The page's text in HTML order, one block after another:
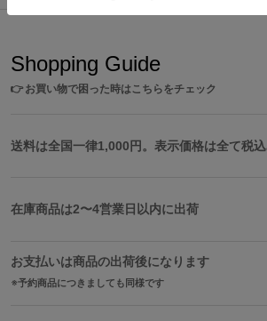
Shopping Guide
👉お買い物で困った時はこちらをチェック
送料は全国一律1,000円。表示価格は全て税込
在庫商品は2〜4営業日以内に出荷
お支払いは商品の出荷後になります
予約商品につきましても同様です